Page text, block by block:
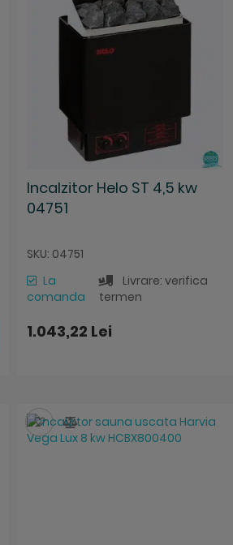
Incalzitor Helo ST 4,5 kw
04751
SKU: 04751
La
comanda
Livrare: verifica
termen
1.043,22 Lei
SalveazaCompara